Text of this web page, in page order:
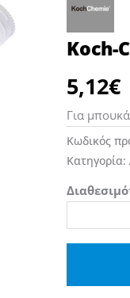
Koch-
5,12€
Για
Κωδικός
Κατηγορία:
Koch-
Καπάκι